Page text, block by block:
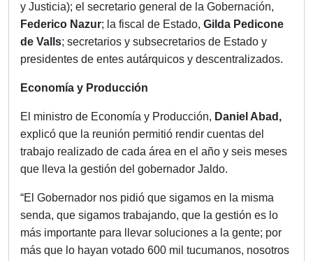
y Justicia); el secretario general de la Gobernación,
Federico Nazur; la fiscal de Estado, Gilda Pedicone
de Valls; secretarios y subsecretarios de Estado y
presidentes de entes autárquicos y descentralizados.
Economía y Producción
El ministro de Economía y Producción, Daniel Abad,
explicó que la reunión permitió rendir cuentas del
trabajo realizado de cada área en el año y seis meses
que lleva la gestión del gobernador Jaldo.
“El Gobernador nos pidió que sigamos en la misma
senda, que sigamos trabajando, que la gestión es lo
más importante para llevar soluciones a la gente; por
más que lo hayan votado 600 mil tucumanos, nosotros